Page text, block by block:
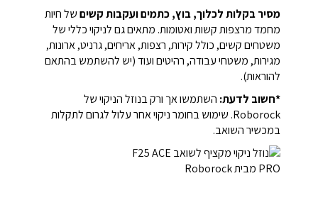
מסיר בקלות לכלוך, בוץ, כתמים ועקבות קשיםשל חיות
מחמד מרצפות קשות ואטומות. מתאים גם לניקוי כללי של
משטחים קשים, כולל קירות, רצפות, אריחים, גרניט, ארונות,
מגירות, משטחי עבודה, רהיטים ועוד (יש להשתמש בהתאם
להוראות).
*חשוב לדעת: השתמשו אך ורק בנוזל הניקוי של
Roborock. שימוש בחומר ניקוי אחר עלול לגרום לתקלות
במכשיר השואב.